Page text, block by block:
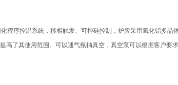
程序控温系统，移相触发、可控硅控制，炉膛采用氧化铝多晶
高了其使用范围。可以通气氛抽真空，真空泵可以根据客户要